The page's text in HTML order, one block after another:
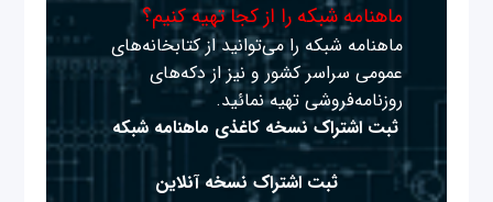
ماهنامه شبکه را از کجا تهیه کنیم؟
ماهنامه شبکه را می‌توانید از کتابخانه‌های
عمومی سراسر کشور و نیز از دکه‌های
روزنامه‌فروشی تهیه نمائید.
ثبت اشتراک نسخه کاغذی ماهنامه شبکه
ثبت اشتراک نسخه آنلاین